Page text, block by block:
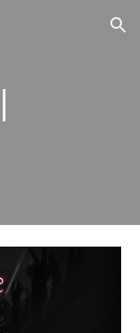
Skip to navigation